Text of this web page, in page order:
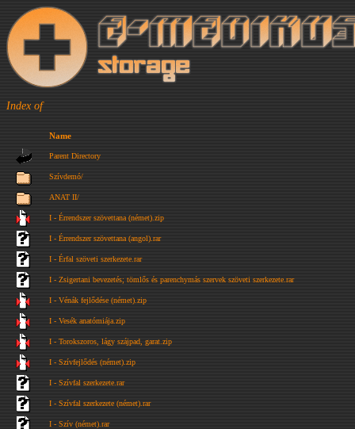
Index of
Name
Parent Directory
Szívdemó/
ANAT II/
I - Érrendszer szövettana (német).zip
I - Érrendszer szövettana (angol).rar
I - Érfal szöveti szerkezete.rar
I - Zsigertani bevezetés; tömlős és parenchymás szervek szöveti szerkezete.rar
I - Vénák fejlődése (német).zip
I - Vesék anatómiája.zip
I - Torokszoros, lágy szájpad, garat.zip
I - Szívfejlődés (német).zip
I - Szívfal szerkezete.rar
I - Szívfal szerkezete (német).rar
I - Szív (német).rar